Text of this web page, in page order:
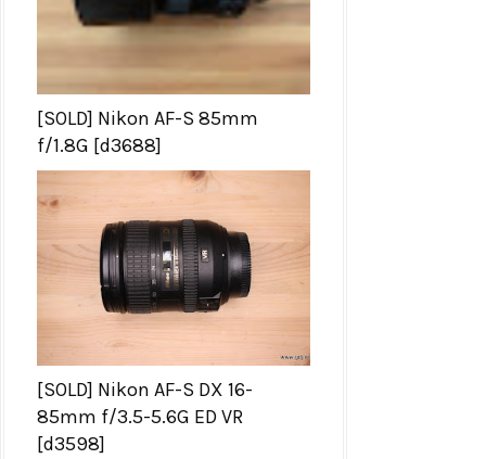
[SOLD] Nikon AF-S 85mm
f/1.8G [d3688]
[SOLD] Nikon AF-S DX 16-
85mm f/3.5-5.6G ED VR
[d3598]